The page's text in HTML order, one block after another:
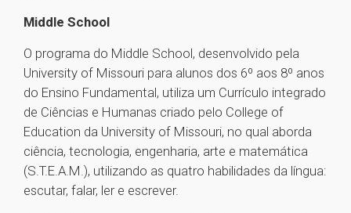
Middle School
O programa do Middle School, desenvolvido pela
University of Missouri para alunos dos 6º aos 8º anos
do Ensino Fundamental, utiliza um Currículo integrado
de Ciências e Humanas criado pelo College of
Education da University of Missouri, no qual aborda
ciência, tecnologia, engenharia, arte e matemática
(S.T.E.A.M.), utilizando as quatro habilidades da língua:
escutar, falar, ler e escrever.